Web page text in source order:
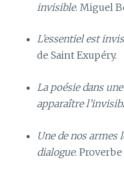
invisible. Miguel
L’essentiel est
de Saint Exupéry.
La poésie dans
apparaître
Une de nos armes
dialogue.